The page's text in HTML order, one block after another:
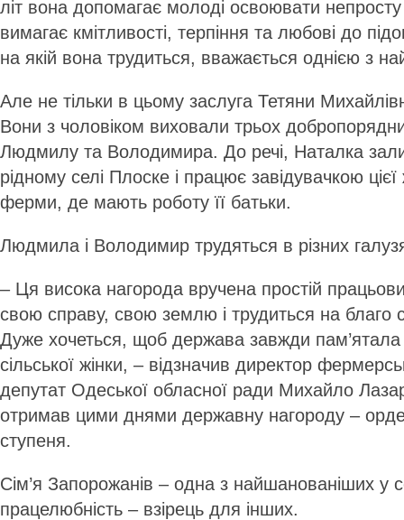
літ вона допомагає молоді освоювати
вимагає кмітливості, терпіння та любові до
на якій вона трудиться, вважається однією з
Але не тільки в цьому заслуга Тетяни
Вони з чоловіком виховали трьох
Людмилу та Володимира. До речі, Наталка
рідному селі Плоске і працює завіду­вачкою
ферми, де мають роботу її батьки.
Людмила і Володимир трудяться в різних
– Ця висока нагорода вручена простій
свою справу, свою землю і трудиться на благо
Дуже хочеться, щоб держава завжди
сільської жінки, – відзначив директор
депутат Одеської обласної ради Михайло
отримав цими днями державну нагороду –
ступеня.
Сім’я Запорожанів – одна з найшанованіших у
працелюбність – взірець для інших.